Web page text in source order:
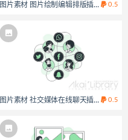
图片素材 图片绘制编辑排版插画扁平场
0.5
图片素材 社交媒体在线聊天插画扁平场
0.5